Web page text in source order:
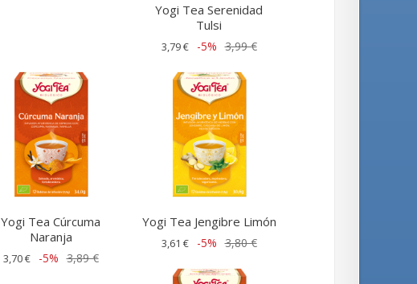
Yogi Tea Serenidad
Tulsi
3,79 € -5% 3,99 €
Yogi Tea Cúrcuma
Naranja
3,70 € -5% 3,89 €
Yogi Tea Jengibre Limón
3,61 € -5% 3,80 €